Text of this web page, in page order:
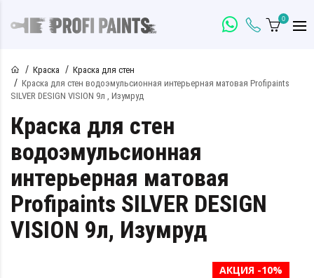
0
Краска
Краска для стен
Краска для стен водоэмульсионная интерьерная матовая Profipaints
SILVER DESIGN VISION 9л , Изумруд
Краска для стен
водоэмульсионная
интерьерная матовая
Profipaints SILVER DESIGN
VISION 9л, Изумруд
АКЦИЯ -10%